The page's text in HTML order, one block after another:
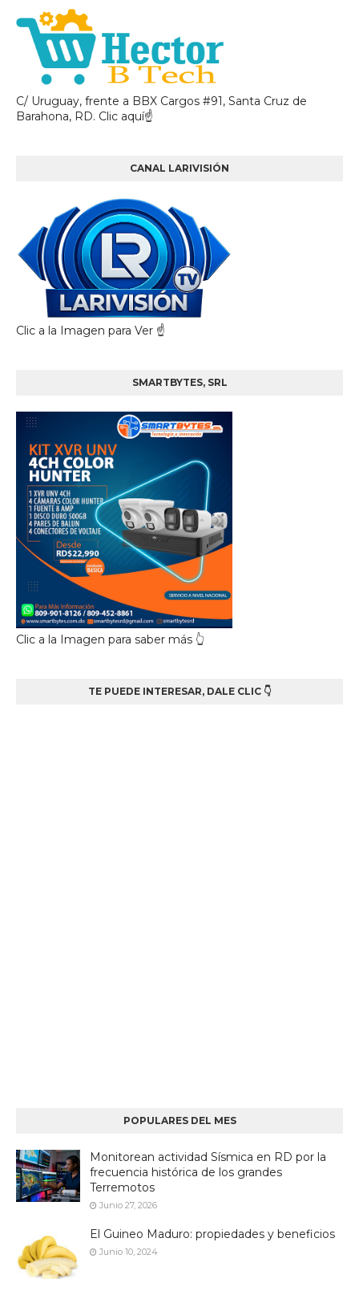
C/ Uruguay, frente a BBX Cargos #91, Santa Cruz de
Barahona, RD. Clic aquí☝
CANAL LARIVISIÓN
Clic a la Imagen para Ver ☝️
SMARTBYTES, SRL
Clic a la Imagen para saber más 👆
TE PUEDE INTERESAR, DALE CLIC 👇
POPULARES DEL MES
Monitorean actividad Sísmica en RD por la
frecuencia histórica de los grandes
Terremotos
Junio 27, 2026
El Guineo Maduro: propiedades y beneficios
Junio 10, 2024